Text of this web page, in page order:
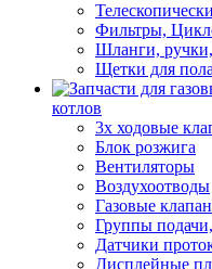
Фильтры,
Шланги,
Щетки для
котлов
3х ходовые
Блок розжига
Вентиляторы
Воздухоотводы
Газовые
Группы подачи,
Датчики
Дисплейные